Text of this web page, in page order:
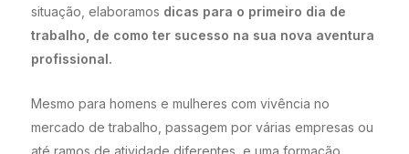
situação, elaboramos dicas para o primeiro dia de
trabalho, de como ter sucesso na sua nova aventura
profissional.
Mesmo para homens e mulheres com vivência no
mercado de trabalho, passagem por várias empresas ou
até ramos de atividade diferentes, e uma formação